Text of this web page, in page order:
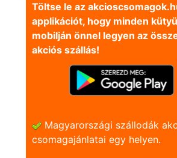
Töltse le az
applikációt, hogy minden
mobilján önnel legyen az
akciós szállás!
Magyarországi szállodák
csomagajánlatai egy helyen.